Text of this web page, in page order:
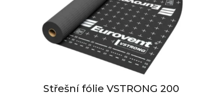
Střešní fólie VSTRONG 200